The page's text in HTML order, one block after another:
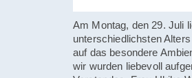
Am Montag, den 29. Juli
unterschiedlichsten
auf das besondere
wir wurden liebevoll